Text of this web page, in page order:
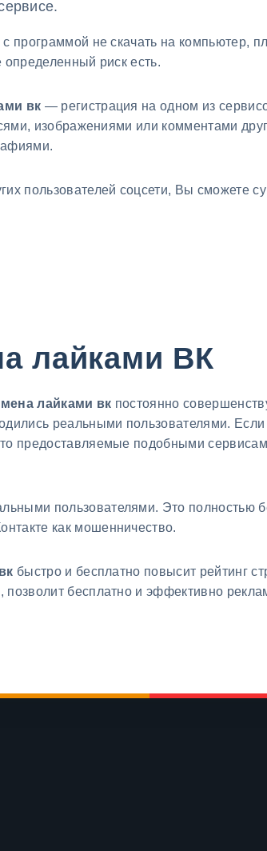
программой не скачать на компьютер,
риск есть.
вк — регистрация на одном из
изображениями или комментами
пользователей соцсети, Вы сможете
лайками ВК
лайками вк постоянно
реальными пользователями. Если
предоставляемые подобными
пользователями. Это полностью
как мошенничество.
быстро и бесплатно повысит рейтинг
бесплатно и эффективно